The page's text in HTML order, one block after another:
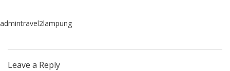
admintravel2lampung
Leave a Reply